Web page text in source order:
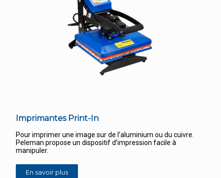
Imprimantes Print-In
Pour imprimer une image sur de l’aluminium ou du cuivre.
Peleman propose un dispositif d’impression facile à
manipuler.
En savoir plus